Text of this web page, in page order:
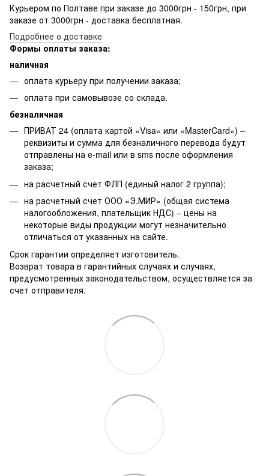
Курьером по Полтаве при заказе до 3000грн - 150грн, при
заказе от 3000грн - доставка бесплатная.
Подробнее о доставке
Формы оплаты заказа:
наличная
оплата курьеру при получении заказа;
оплата при самовывозе со склада.
безналичная
ПРИВАТ 24 (оплата картой «Visa» или «MasterCard») –
реквизиты и сумма для безналичного перевода будут
отправлены на e-mail или в sms после оформления
заказа;
на расчетный счет ФЛП (единый налог 2 группа);
на расчетный счет ООО «Э.МИР» (общая система
налогообложения, плательщик НДС) – цены на
некоторые виды продукции могут незначительно
отличаться от указанных на сайте.
Срок гарантии определяет изготовитель.
Возврат товара в гарантийных случаях и случаях,
предусмотренных законодательством, осуществляется за
счет отправителя.